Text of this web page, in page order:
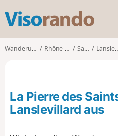
s
o
o
Wanderungen Rhône-Alpes Savoie Lanslevillard
La Pierre des
Lanslevillard aus